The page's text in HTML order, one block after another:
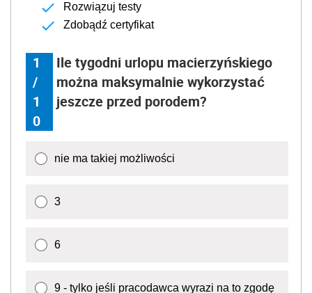
Rozwiązuj testy
Zdobądź certyfikat
1
/
1
0
Ile tygodni urlopu macierzyńskiego
można maksymalnie wykorzystać
jeszcze przed porodem?
nie ma takiej możliwości
3
6
9 - tylko jeśli pracodawca wyrazi na to zgodę